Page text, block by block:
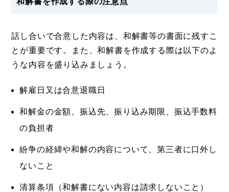
話し合いで合意した内容は、和解書等の書面に残すこ
とが重要です。また、和解書を作成する際は以下のよ
うな内容を盛り込みましょう。
解雇日又は合意退職日
和解金の金額、振込先、振り込み期限、振込手数料
の負担者
紛争の経緯や和解の内容について、第三者に口外し
ないこと
清算条項（和解書にない内容は請求しないこと）